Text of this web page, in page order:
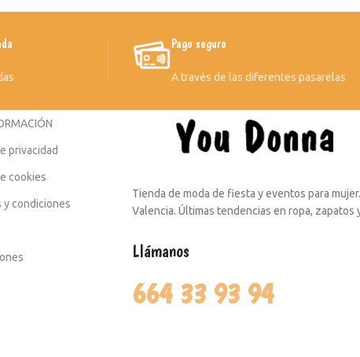
Pago seguro
A través de las diferentes pasarelas
privacidad
cookies
y condiciones
Tienda de moda de fiesta y eventos para
Valencia. Últimas tendencias en ropa, zapatos
Llámanos
664 33 93 94